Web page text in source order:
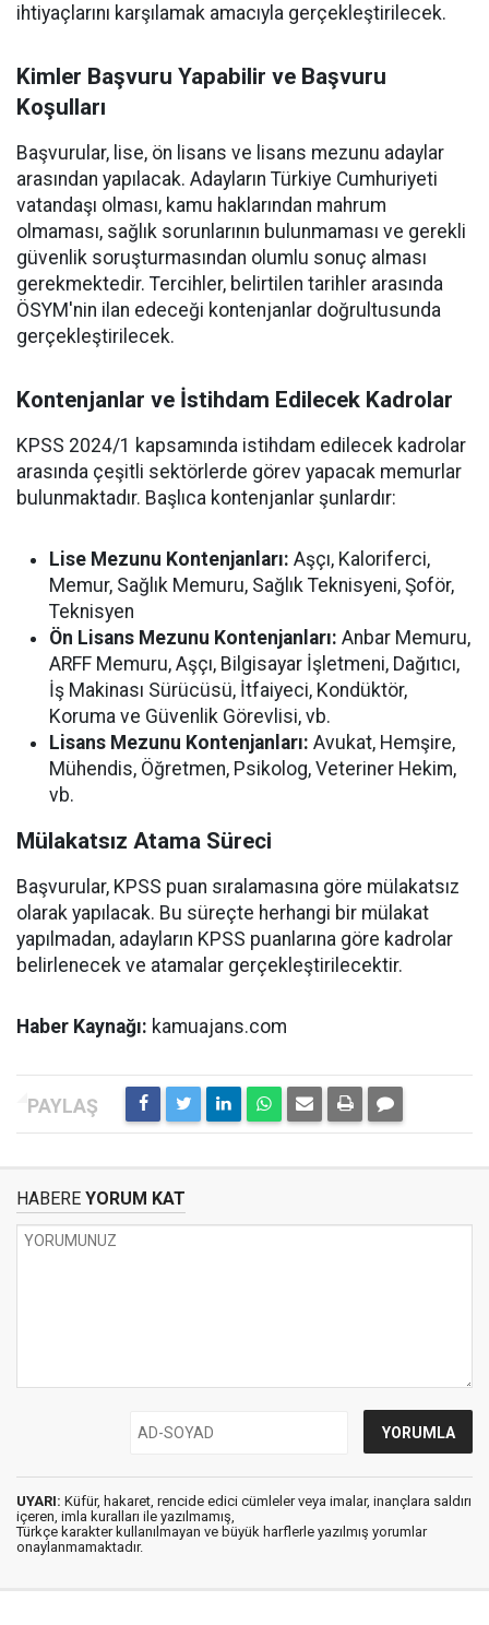
ihtiyaçlarını karşılamak amacıyla gerçekleştirilecek.
Kimler Başvuru Yapabilir ve Başvuru
Koşulları
Başvurular, lise, ön lisans ve lisans mezunu adaylar
arasından yapılacak. Adayların Türkiye Cumhuriyeti
vatandaşı olması, kamu haklarından mahrum
olmaması, sağlık sorunlarının bulunmaması ve gerekli
güvenlik soruşturmasından olumlu sonuç alması
gerekmektedir. Tercihler, belirtilen tarihler arasında
ÖSYM'nin ilan edeceği kontenjanlar doğrultusunda
gerçekleştirilecek.
Kontenjanlar ve İstihdam Edilecek Kadrolar
KPSS 2024/1 kapsamında istihdam edilecek kadrolar
arasında çeşitli sektörlerde görev yapacak memurlar
bulunmaktadır. Başlıca kontenjanlar şunlardır:
Lise Mezunu Kontenjanları: Aşçı, Kaloriferci,
Memur, Sağlık Memuru, Sağlık Teknisyeni, Şoför,
Teknisyen
Ön Lisans Mezunu Kontenjanları: Anbar Memuru,
ARFF Memuru, Aşçı, Bilgisayar İşletmeni, Dağıtıcı,
İş Makinası Sürücüsü, İtfaiyeci, Kondüktör,
Koruma ve Güvenlik Görevlisi, vb.
Lisans Mezunu Kontenjanları: Avukat, Hemşire,
Mühendis, Öğretmen, Psikolog, Veteriner Hekim,
vb.
Mülakatsız Atama Süreci
Başvurular, KPSS puan sıralamasına göre mülakatsız
olarak yapılacak. Bu süreçte herhangi bir mülakat
yapılmadan, adayların KPSS puanlarına göre kadrolar
belirlenecek ve atamalar gerçekleştirilecektir.
Haber Kaynağı: kamuajans.com
HABERE YORUM KAT
UYARI: Küfür, hakaret, rencide edici cümleler veya imalar, inançlara saldırı
içeren, imla kuralları ile yazılmamış,
Türkçe karakter kullanılmayan ve büyük harflerle yazılmış yorumlar
onaylanmamaktadır.